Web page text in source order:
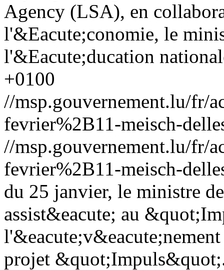
Agency (LSA), en
l'&Eacute;conomie, le
l'&Eacute;ducation
+0100
//msp.gouvernement.lu/fr/
fevrier%2B11-meisch-
//msp.gouvernement.lu/fr/
fevrier%2B11-meisch-
du 25 janvier, le ministre
assist&eacute; au
projet